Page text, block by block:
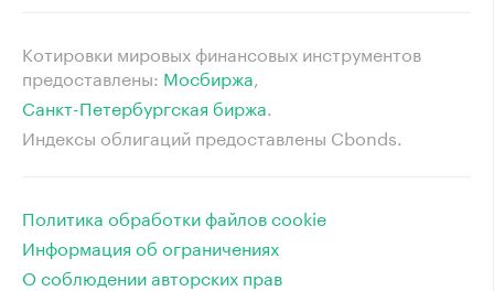
Котировки мировых финансовых инструментов
предоставлены: Мосбиржа⁠,
Санкт-Петербургская биржа⁠.
Индексы облигаций предоставлены Cbonds.
Политика обработки файлов cookie
Информация об ограничениях
О соблюдении авторских прав